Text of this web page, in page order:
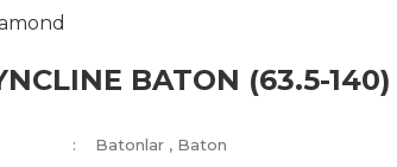
BATON (63.5-140)
Batonlar , Baton